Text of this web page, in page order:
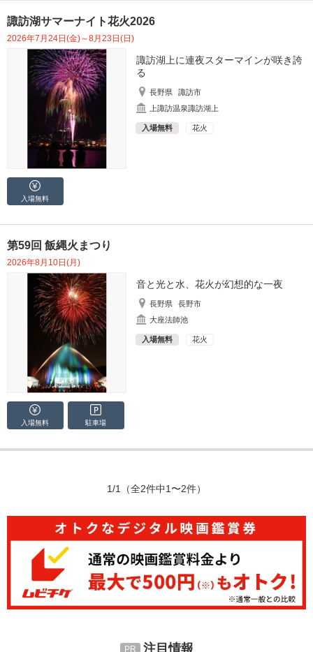
諏訪湖サマーナイト花火2026
2026年7月24日(金)～8月23日(日)
諏訪湖上に連夜スターマインが咲き誇
る
長野県
諏訪市
上諏訪温泉諏訪湖上
入場無料 花火
入場無料
第59回 飯縄火まつり
2026年8月10日(月)
音と光と水、花火が幻想的な一夜
長野県
長野市
大座法師池
入場無料 花火
入場無料 駐車場
1/1 （全2件中1〜2件）
注目情報